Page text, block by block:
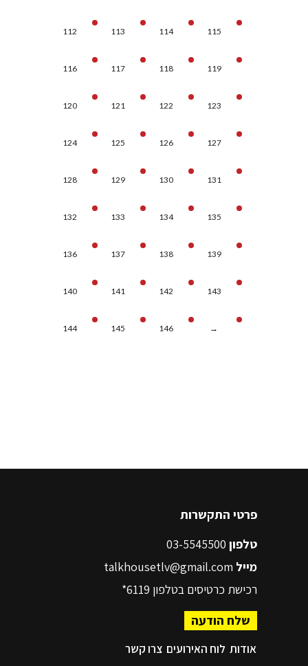
112 113 114 115
116 117 118 119
120 121 122 123
124 125 126 127
128 129 130 131
132 133 134 135
136 137 138 139
140 141 142 143
144 145 146 →
פרטי התקשרות
טלפון
מייל talkhousetlv@gmail.com
רכישת כרטיסים בטלפון 6119*
שלח הודעה
אודות לוח האירועים צרו קשר